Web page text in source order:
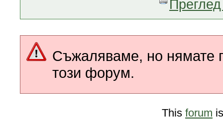
Съжаляваме, но нямате
този форум.
This forum